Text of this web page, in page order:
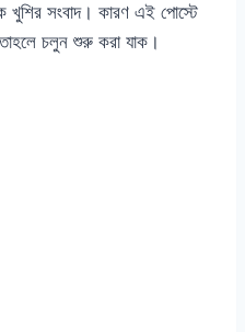
খুশির সংবাদ। কারণ এই পোস্টে
চলুন শুরু করা যাক।